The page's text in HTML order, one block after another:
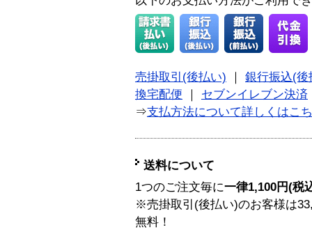
売掛取引(後払い)
銀行振込(後
換宅配便
セブンイレブン決済
⇒支払方法について詳しくはこ
送料について
1つのご注文毎に一律1,100円(税
※売掛取引(後払い)のお客様は
無料！